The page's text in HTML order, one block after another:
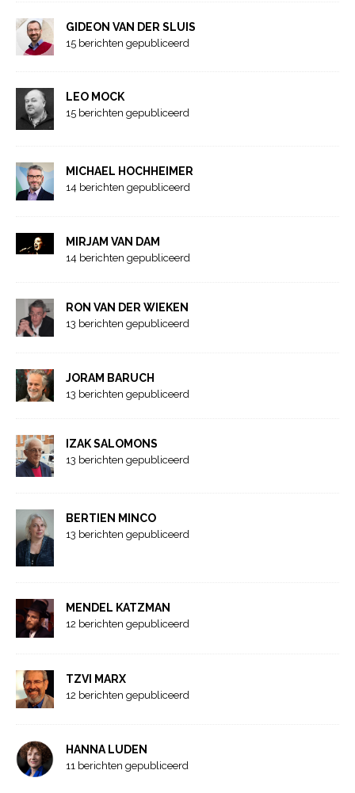
GIDEON VAN DER SLUIS
15 berichten gepubliceerd
LEO MOCK
15 berichten gepubliceerd
MICHAEL HOCHHEIMER
14 berichten gepubliceerd
MIRJAM VAN DAM
14 berichten gepubliceerd
RON VAN DER WIEKEN
13 berichten gepubliceerd
JORAM BARUCH
13 berichten gepubliceerd
IZAK SALOMONS
13 berichten gepubliceerd
BERTIEN MINCO
13 berichten gepubliceerd
MENDEL KATZMAN
12 berichten gepubliceerd
TZVI MARX
12 berichten gepubliceerd
HANNA LUDEN
11 berichten gepubliceerd